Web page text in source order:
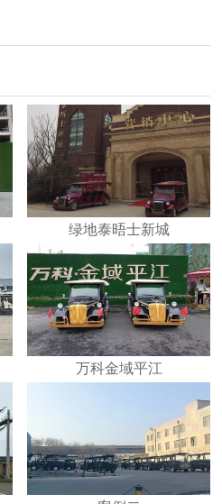
绿地泰晤士新城
万科金域平江